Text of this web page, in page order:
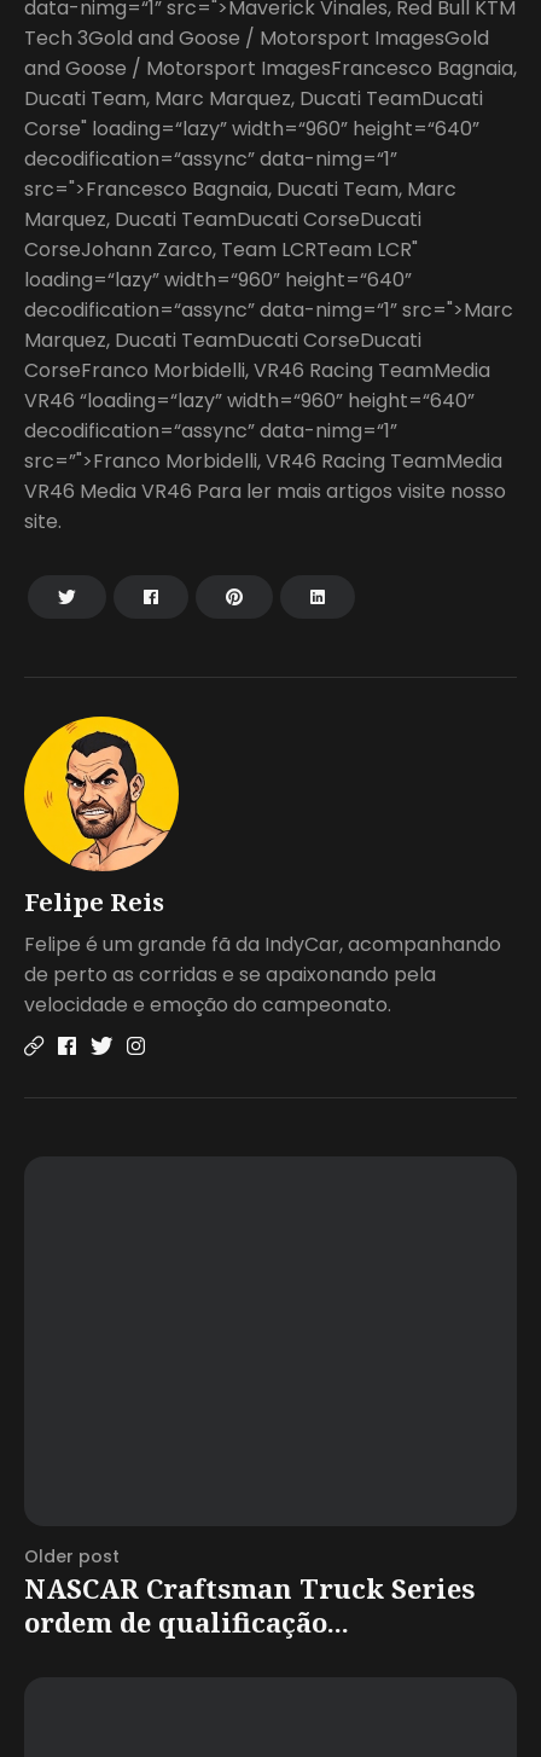
Felipe Reis
Felipe é um grande fã da IndyCar, acompanhando
de perto as corridas e se apaixonando pela
velocidade e emoção do campeonato.
data-nimg=“1” src=">Maverick Vinales, Red Bull KTM
Tech 3Gold and Goose / Motorsport ImagesGold
and Goose / Motorsport ImagesFrancesco Bagnaia,
Ducati Team, Marc Marquez, Ducati TeamDucati
Corse" loading=“lazy” width=“960” height=“640”
decodification=“assync” data-nimg=“1”
src=">Francesco Bagnaia, Ducati Team, Marc
Marquez, Ducati TeamDucati CorseDucati
CorseJohann Zarco, Team LCRTeam LCR"
loading=“lazy” width=“960” height=“640”
decodification=“assync” data-nimg=“1” src=">Marc
Marquez, Ducati TeamDucati CorseDucati
CorseFranco Morbidelli, VR46 Racing TeamMedia
VR46 “loading=“lazy” width=“960” height=“640”
decodification=“assync” data-nimg=“1”
src=”">Franco Morbidelli, VR46 Racing TeamMedia
VR46 Media VR46 Para ler mais artigos visite nosso
site.
Older post
NASCAR Craftsman Truck Series
ordem de qualificação...